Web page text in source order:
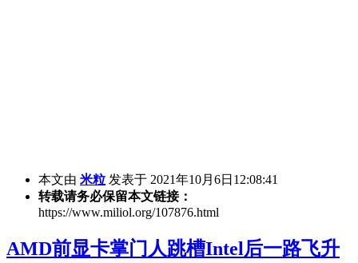
本文由 米粒 发表于 2021年10月6日12:08:41
转载请务必保留本文链接：
https://www.miliol.org/107876.html
AMD前显卡掌门人跳槽Intel后一路飞升